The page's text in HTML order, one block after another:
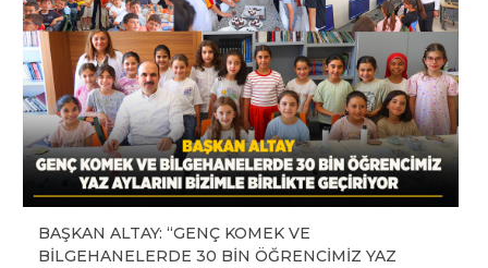
BAŞKAN ALTAY: “GENÇ KOMEK VE
BİLGEHANELERDE 30 BİN ÖĞRENCİMİZ YAZ